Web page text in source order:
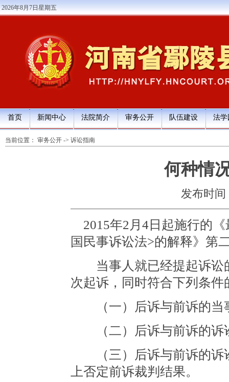
2026年8月7日星期五
首页 新闻中心 法院简介 审务公开 队伍建设 法学
当前位置： 审务公开 -> 诉讼指南
何种情
发布时间
2015年2月4日起施行的
国民事诉讼法>的解释》第
当事人就已经提起诉讼
次起诉，同时符合下列条
（一）后诉与前诉的当
（二）后诉与前诉的诉
（三）后诉与前诉的诉
上否定前诉裁判结果。